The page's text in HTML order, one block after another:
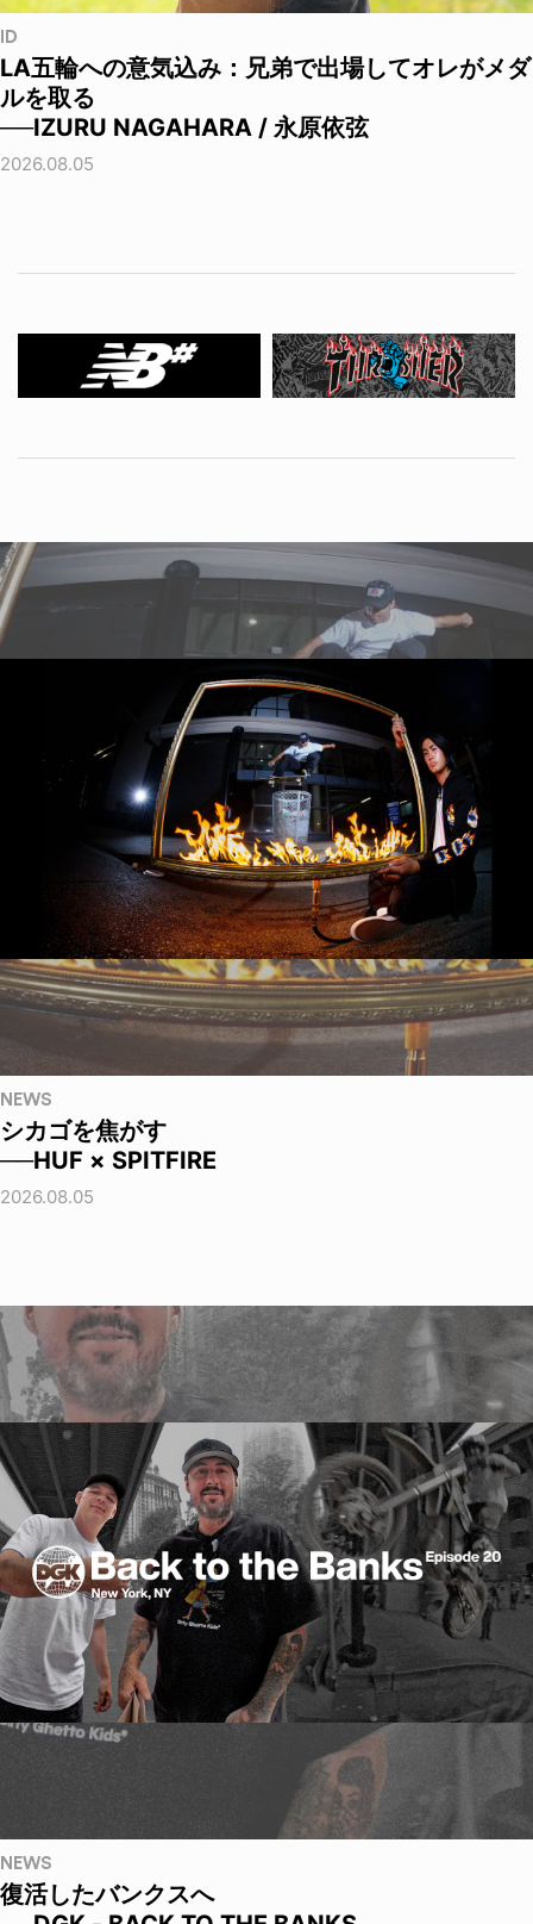
ID
LA五輪への意気込み：兄弟で出場してオレがメダ
ルを取る
──IZURU NAGAHARA / 永原依弦
2026.08.05
NEWS
シカゴを焦がす
──HUF × SPITFIRE
2026.08.05
NEWS
復活したバンクスへ